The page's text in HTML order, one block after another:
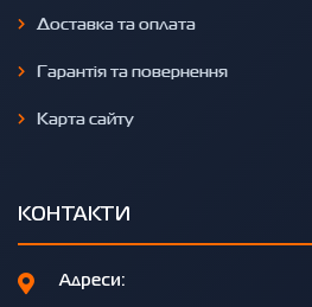
Доставка та оплата
Гарантія та повернення
Карта сайту
КОНТАКТИ
Адреси: